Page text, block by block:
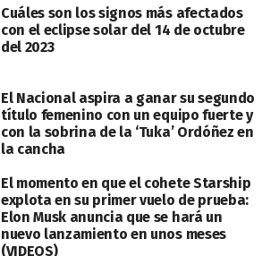
Cuáles son los signos más afectados
con el eclipse solar del 14 de octubre
del 2023
El Nacional aspira a ganar su segundo
título femenino con un equipo fuerte y
con la sobrina de la ‘Tuka’ Ordóñez en
la cancha
El momento en que el cohete Starship
explota en su primer vuelo de prueba:
Elon Musk anuncia que se hará un
nuevo lanzamiento en unos meses
(VIDEOS)